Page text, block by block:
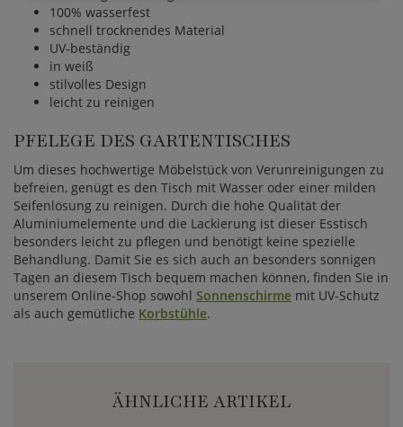
100% wasserfest
schnell trocknendes Material
UV-beständig
in weiß
stilvolles Design
leicht zu reinigen
PFELEGE DES GARTENTISCHES
Um dieses hochwertige Möbelstück von Verunreinigungen zu
befreien, genügt es den Tisch mit Wasser oder einer milden
Seifenlösung zu reinigen. Durch die hohe Qualität der
Aluminiumelemente und die Lackierung ist dieser Esstisch
besonders leicht zu pflegen und benötigt keine spezielle
Behandlung. Damit Sie es sich auch an besonders sonnigen
Tagen an diesem Tisch bequem machen können, finden Sie in
unserem Online-Shop sowohl Sonnenschirme mit UV-Schutz
als auch gemütliche Korbstühle.
ÄHNLICHE ARTIKEL